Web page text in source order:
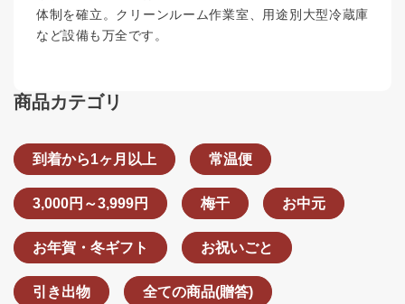
体制を確立。クリーンルーム作業室、用途別大型冷蔵庫
など設備も万全です。
商品カテゴリ
到着から1ヶ月以上 常温便
3,000円～3,999円 梅干 お中元
お年賀・冬ギフト お祝いごと
引き出物 全ての商品(贈答)